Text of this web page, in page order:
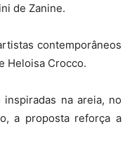
de Zanine.
contemporâneos
Heloisa Crocco.
na areia, no
a proposta reforça a